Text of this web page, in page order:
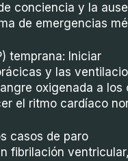
conciencia y la
de emergencias
temprana: Iniciar
y las
oxigenada a los
el ritmo cardíaco
casos de paro
fibrilación